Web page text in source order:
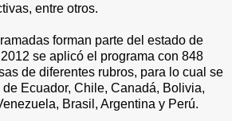
entre otros.
forman parte del estado de
se aplicó el programa con 848
de diferentes rubros, para lo cual se
Ecuador, Chile, Canadá, Bolivia,
Brasil, Argentina y Perú.